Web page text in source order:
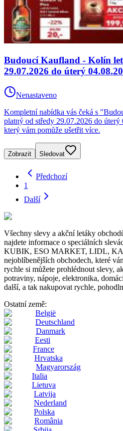
Budoucí Kaufland - Kolín
29.07.2026 do úterý
Nenastaveno
Kompletní nabídka vás čeká s
platný od středy 29.07.2026 do
který vám pomůže ušetřit více.
Zobrazit Sledovat
Předchozí
1
Další
Všechny slevy a akční letáky
najdete informace o speciálních
KUBIK, ESO MARKET, LIDL,
nejoblíbenějších obchodech, které
rychle si můžete prohlédnout slevy,
potraviny, nápoje, elektronika,
další, a tak nakupovat rychle,
Ostatní země:
België
Deutschland
Danmark
Eesti
France
Hrvatska
Magyarország
Italia
Lietuva
Latvija
Nederland
Polska
România